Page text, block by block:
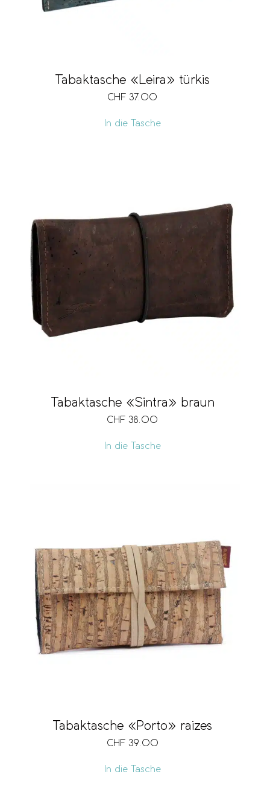
Tabaktasche «Leira» türkis
CHF 37.00
In die Tasche
Tabaktasche «Sintra» braun
CHF 38.00
In die Tasche
Tabaktasche «Porto» raizes
CHF 39.00
In die Tasche